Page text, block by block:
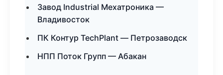
Завод Industrial Мехатроника —
Владивосток
ПК Контур TechPlant — Петрозаводск
НПП Поток Групп — Абакан